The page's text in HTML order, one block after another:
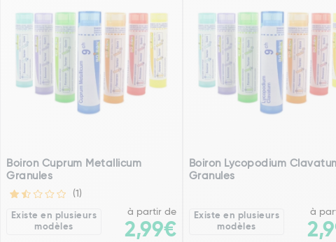
Boiron Cuprum Metallicum
Granules
(1)
Existe en plusieurs
modèles
à partir de
2,99€
Boiron Lycopodium
Granules
Existe en plusieurs
modèles
à